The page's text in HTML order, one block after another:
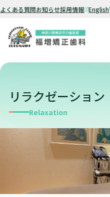
よくある質問お知らせ採用情報 English
リラクゼーション
Relaxation